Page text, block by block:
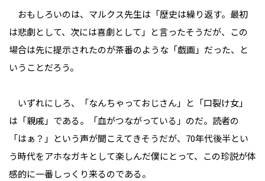
おもしろいのは、マルクス先生は「歴史は繰り返す。最初
は悲劇として、次には喜劇として」と言ったそうだが、この
場合は先に提示されたのが茶番のような「戯画」だった、と
いうことだろう。
いずれにしろ、「なんちゃっておじさん」と「口裂け女」
は「親戚」である。「血がつながっている」のだ。読者の
「はぁ？」という声が聞こえてきそうだが、70年代後半とい
う時代をアホなガキとして楽しんだ僕にとって、この珍説が体
感的に一番しっくり来るのである。